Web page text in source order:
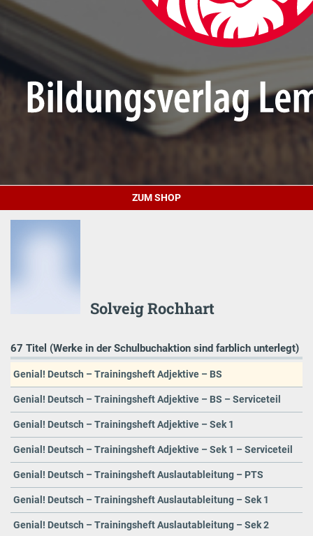
ZUM SHOP
Solveig Rochhart
67 Titel (Werke in der Schulbuchaktion sind farblich unterlegt)
Genial! Deutsch – Trainingsheft Adjektive – BS
Genial! Deutsch – Trainingsheft Adjektive – BS – Serviceteil
Genial! Deutsch – Trainingsheft Adjektive – Sek 1
Genial! Deutsch – Trainingsheft Adjektive – Sek 1 – Serviceteil
Genial! Deutsch – Trainingsheft Auslautableitung – PTS
Genial! Deutsch – Trainingsheft Auslautableitung – Sek 1
Genial! Deutsch – Trainingsheft Auslautableitung – Sek 2